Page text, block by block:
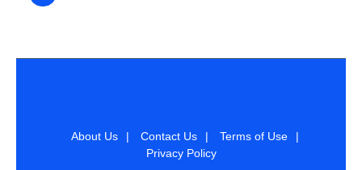
About Us | Contact Us | Terms of Use
|
Privacy Policy